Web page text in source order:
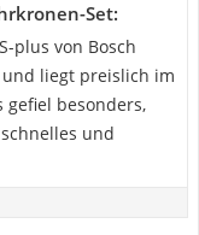
Set:
plus von Bosch
und liegt preislich im
gefiel besonders,
und